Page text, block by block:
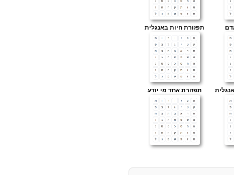
תפזורת חיות באנגלית
תפזורת אחד מי יודע